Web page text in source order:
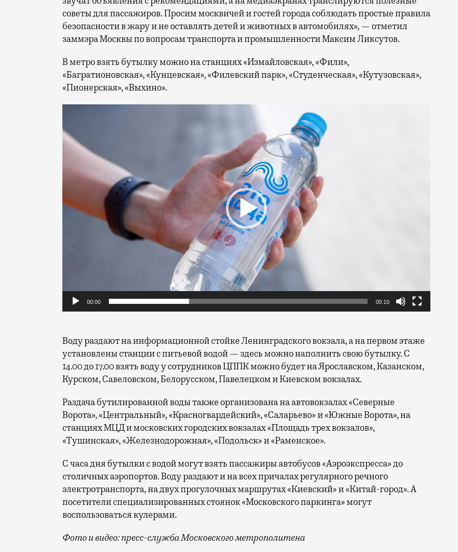
советы для пассажиров. Просим москвичей и гостей города соблюдать простые правила
безопасности в жару и не оставлять детей и животных в автомобилях», — отметил
заммэра Москвы по вопросам транспорта и промышленности Максим Ликсутов.
В метро взять бутылку можно на станциях «Измайловская», «Фили»,
«Багратионовская», «Кунцевская», «Филевский парк», «Студенческая», «Кутузовская»,
«Пионерская», «Выхино».
00:00 00:10
Воду раздают на информационной стойке Ленинградского вокзала, а на первом этаже
установлены станции с питьевой водой — здесь можно наполнить свою бутылку. С
14.00 до 17.00 взять воду у сотрудников ЦППК можно будет на Ярославском, Казанском,
Курском, Савеловском, Белорусском, Павелецком и Киевском вокзалах.
Раздача бутилированной воды также организована на автовокзалах «Северные
Ворота», «Центральный», «Красногвардейский», «Саларьево» и «Южные Ворота», на
станциях МЦД и московских городских вокзалах «Площадь трех вокзалов»,
«Тушинская», «Железнодорожная», «Подольск» и «Раменское».
С часа дня бутылки с водой могут взять пассажиры автобусов «Аэроэкспресса» до
столичных аэропортов. Воду раздают и на всех причалах регулярного речного
электротранспорта, на двух прогулочных маршрутах «Киевский» и «Китай-город». А
посетители специализированных стоянок «Московского паркинга» могут
воспользоваться кулерами.
Фото и видео: пресс-служба Московского метрополитена